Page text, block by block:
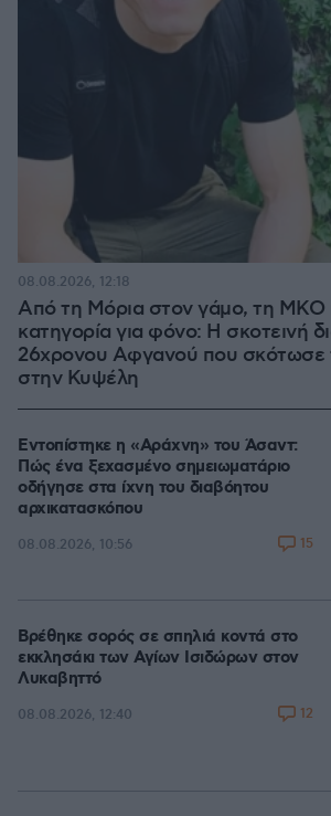
Από τη Μόρια στον γάμο, τη ΜΚΟ
κατηγορία για φόνο: Η σκοτεινή
26χρονου Αφγανού που σκότωσε
στην Κυψέλη
08.08.2026, 12:18
Εντοπίστηκε η «Αράχνη» του Άσαντ:
Πώς ένα ξεχασμένο σημειωματάριο
οδήγησε στα ίχνη του διαβόητου
αρχικατασκόπου
08.08.2026, 10:56 15
Βρέθηκε σορός σε σπηλιά κοντά στο
εκκλησάκι των Αγίων Ισιδώρων στον
Λυκαβηττό
08.08.2026, 12:40 12